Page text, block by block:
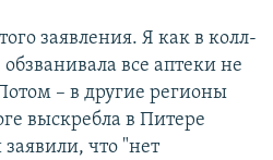
заявления. Я как в колл-
все аптеки не
– в другие регионы
выскребла в Питере
что "нет